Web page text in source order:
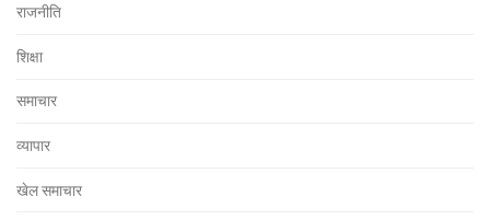
राजनीति
शिक्षा
समाचार
व्यापार
खेल समाचार